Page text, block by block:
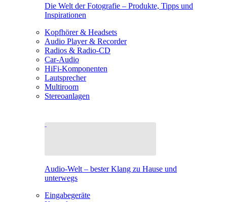
Die Welt der Fotografie – Produkte, Tipps und
Inspirationen
Kopfhörer & Headsets
Audio Player & Recorder
Radios & Radio-CD
Car-Audio
HiFi-Komponenten
Lautsprecher
Multiroom
Stereoanlagen
Audio-Welt – bester Klang zu Hause und
unterwegs
Eingabegeräte